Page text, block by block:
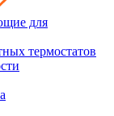
для
термостатов